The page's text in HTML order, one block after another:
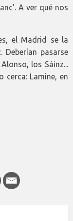
A ver qué nos
el Madrid se la
Deberían pasarse
los Sáinz...
cerca: Lamine, en